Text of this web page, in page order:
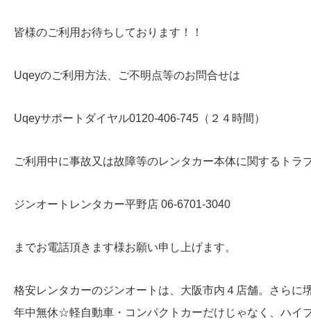
皆様のご利用お待ちしております！！
Uqeyのご利用方法、ご不明点等のお問合せは
Uqeyサポートダイヤル0120-406-745（２４時間）
ご利用中に事故又は故障等のレンタカー本体に関するトラ
ジンオートレンタカー平野店 06-6701-3040
までお電話頂きます様お願い申し上げます。
格安レンタカーのジンオートは、大阪市内４店舗。さらに
年中無休☆軽自動車・コンパクトカーだけじゃなく、ハイ